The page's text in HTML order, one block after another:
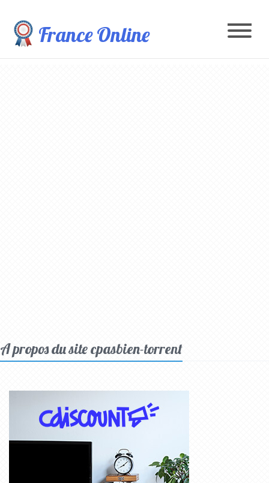
France Online
A propos du site cpasbien-torrent